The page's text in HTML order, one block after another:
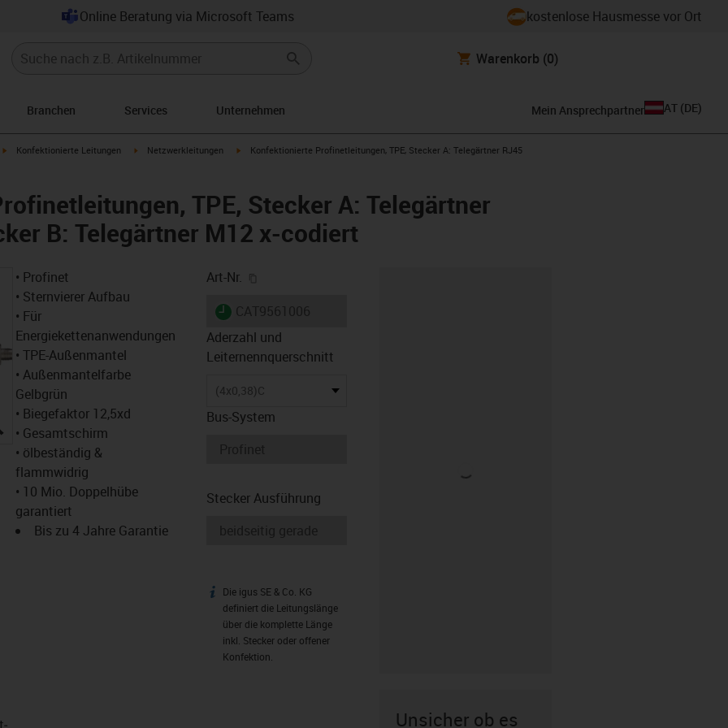
Online Beratung via Microsoft Teams kostenlose Hausmesse vor Ort
Warenkorb (0)
Branchen Services Unternehmen Mein Ansprechpartner AT (DE)
igus-icon-arrow-right
Konfektionierte Leitungen igus-icon-arrow-right
Netzwerkleitungen igus-icon-arrow-right
Konfektionierte Profinetleitungen, TPE, Stecker A: Telegärtner RJ45
TPE, Stecker A: Telegärtner
B: Telegärtner M12 x-codiert
igus-icon-lupe
• Profinet
• Sternvierer Aufbau
• Für
Energiekettenanwendungen
• TPE-Außenmantel
• Außenmantelfarbe
Gelbgrün
• Biegefaktor 12,5xd
• Gesamtschirm
• ölbeständig &
flammwidrig
• 10 Mio. Doppelhübe
garantiert
Bis zu 4 Jahre Garantie
Art-Nr.
igus-icon-lieferzeit
Aderzahl und
Leiternennquerschnitt
(4x0,38)C
Bus-System
Stecker Ausführung
igus-icon-info
Die igus SE & Co. KG
definiert die Leitungslänge
über die komplette Länge
inkl. Stecker oder offener
Konfektion.
Unsicher ob es